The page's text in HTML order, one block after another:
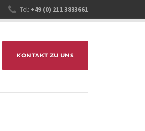
Tel: +49 (0) 211 3883661
KONTAKT ZU UNS